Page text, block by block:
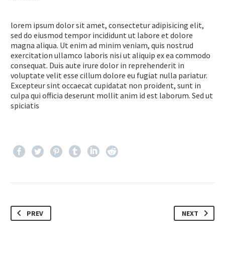
lorem ipsum dolor sit amet, consectetur adipisicing elit,
sed do eiusmod tempor incididunt ut labore et dolore
magna aliqua. Ut enim ad minim veniam, quis nostrud
exercitation ullamco laboris nisi ut aliquip ex ea commodo
consequat. Duis aute irure dolor in reprehenderit in
voluptate velit esse cillum dolore eu fugiat nulla pariatur.
Excepteur sint occaecat cupidatat non proident, sunt in
culpa qui officia deserunt mollit anim id est laborum. Sed ut
spiciatis
PREV NEXT